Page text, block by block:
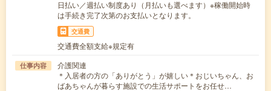
日払い／週払い制度あり（月払いも選べます）※稼働開始時
は手続き完了次第のお支払いとなります。
交通費
交通費全額支給※規定有
仕事内容
介護関連
＊入居者の方の「ありがとう」が嬉しい＊おじいちゃん、お
ばあちゃんが暮らす施設での生活サポートをお任せ…